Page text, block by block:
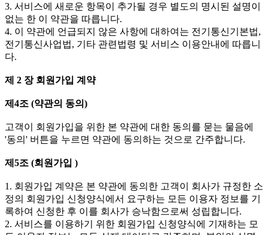
3. 서비스에 새로운 항목이 추가될 경우 별도의 명시된 설명이
없는 한 이 약관을 따릅니다.
4. 이 약관에 언급되지 않은 사항에 대하여는 전기통신기본법,
전기통신사업법, 기타 관련법령 및 서비스 이용안내에 따릅니
다.
제 2 장 회원가입 계약
제4조 (약관의 동의)
고객이 회원가입을 위한 본 약관에 대한 동의를 묻는 물음에
'동의' 버튼을 누르면 약관에 동의하는 것으로 간주합니다.
제5조 (회원가입 )
1. 회원가입 계약은 본 약관에 동의한 고객이 회사가 규정한 소
정의 회원가입 신청양식에서 요구하는 모든 이용자 정보를 기
록하여 신청한 후 이를 회사가 승낙함으로써 성립합니다.
2. 서비스를 이용하기 위한 회원가입 신청양식에 기재하는 모